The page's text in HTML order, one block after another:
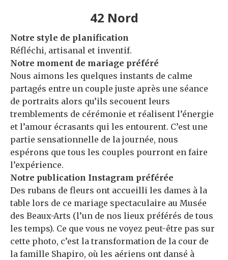
42 Nord
Notre style de planification
Réfléchi, artisanal et inventif.
Notre moment de mariage préféré
Nous aimons les quelques instants de calme
partagés entre un couple juste après une séance
de portraits alors qu’ils secouent leurs
tremblements de cérémonie et réalisent l’énergie
et l’amour écrasants qui les entourent. C’est une
partie sensationnelle de la journée, nous
espérons que tous les couples pourront en faire
l’expérience.
Notre publication Instagram préférée
Des rubans de fleurs ont accueilli les dames à la
table lors de ce mariage spectaculaire au Musée
des Beaux-Arts (l’un de nos lieux préférés de tous
les temps). Ce que vous ne voyez peut-être pas sur
cette photo, c’est la transformation de la cour de
la famille Shapiro, où les aériens ont dansé à